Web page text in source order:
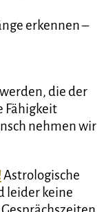
erkennen –
die der
Fähigkeit
nehmen wir
Astrologische
leider keine